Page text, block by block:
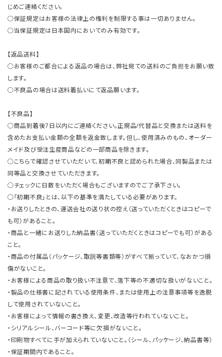
じめご連絡ください。
○保証規定はお客様の法律上の権利を制限する事は一切ありません。
○当保証規定は日本国内においてのみ有効です。
【返品送料】
○お客様のご都合による返品の場合は、弊社宛ての送料のご負担をお願い致
します。
○不良品の場合は送料着払いにて返品願います。
【不良品】
○商品到着後7日以内にご連絡ください。正規品/代替品と交換または送料を
含めたお支払い金額の全額を返金致します。但し、使用済みのもの、オーダー
メイド及び受注生産商品などの一部商品を除きます。
○こちらで確認させていただいて、初期不良と認められた場合、同製品または
同等品と交換させていただきます。
○チェックに日数をいただく場合もございますのでご了承下さい。
○「初期不良」とは、以下の基準を満たしている必要があります。
・お送りしたときの、運送会社の送り状の控え（送っていただくときはコピーで
も可）があること。
・商品と一緒にお送りした納品書（送っていただくときはコピーでも可）がある
こと。
・商品の付属品（パッケージ、取説等書類等）がすべて揃っていて、なおかつ損
傷がないこと。
・お客様による商品の取り扱い不注意で、落下等の不適切な扱いがないこと。
・製品の仕様書に記されている使用条件、または使用上の注意事項等を逸脱
して使用されていないこと。
・お客様によって情報の書き換え、変更、改造等行われていないこと。
・シリアルシール、バーコード等に欠損がないこと。
・印刷物すべてに手が加えられていないこと。（シール、パッケージ、納品書等）
・保証期間内であること。